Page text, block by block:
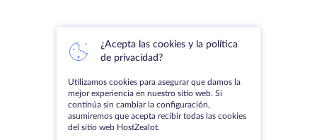
¿Acepta las cookies y la política
de privacidad?
Utilizamos cookies para asegurar que damos la
mejor experiencia en nuestro sitio web. Si
continúa sin cambiar la configuración,
asumiremos que acepta recibir todas las cookies
del sitio web HostZealot.